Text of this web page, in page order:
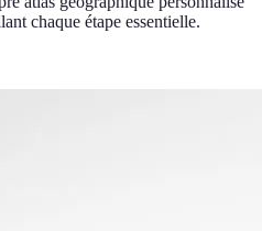
chaque étape essentielle.